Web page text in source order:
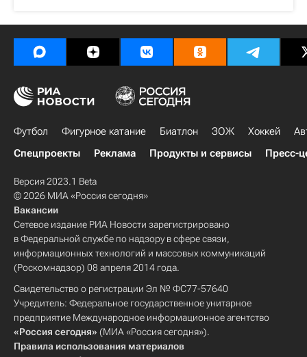
Футбол Фигурное катание Биатлон ЗОЖ Хоккей
Спецпроекты
Реклама Продукты и сервисы Пресс-
Версия 2023.1 Beta
© 2026 МИА «Россия сегодня»
Вакансии
Сетевое издание РИА Новости зарегистрировано
в Федеральной службе по надзору в сфере связи,
информационных технологий и массовых коммуникаций
(Роскомнадзор) 08 апреля 2014 года.
Свидетельство о регистрации Эл № ФС77-57640
Учредитель: Федеральное государственное унитарное
предприятие Международное информационное агентство
«Россия сегодня» (МИА «Россия сегодня»).
Правила использования материалов